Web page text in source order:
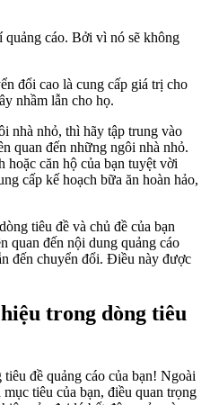
cáo. Bởi vì nó sẽ không
đổi cao là cung cấp giá trị cho
nhầm lẫn cho họ.
nhà nhỏ, thì hãy tập trung vào
quan đến những ngôi nhà nhỏ.
căn hộ của bạn tuyệt vời
cấp kế hoạch bữa ăn hoàn hảo,
tiêu đề và chủ đề của bạn
quan đến nội dung quảng cáo
đến chuyển đổi. Điều này được
trong dòng tiêu
đề quảng cáo của bạn! Ngoài
tiêu của bạn, điều quan trọng